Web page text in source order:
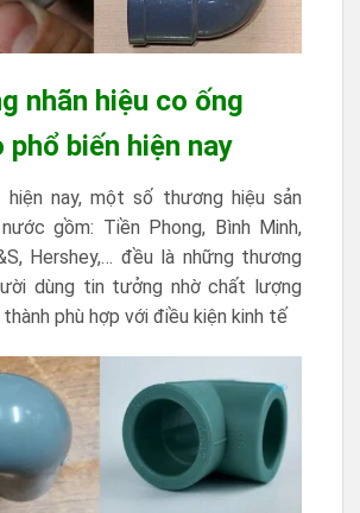
nhãn hiệu co ống
phổ biến hiện nay
hiện nay, một số thương hiệu sản
gồm: Tiền Phong, Bình Minh,
Hershey,… đều là những thương
dùng tin tưởng nhờ chất lượng
phù hợp với điều kiện kinh tế